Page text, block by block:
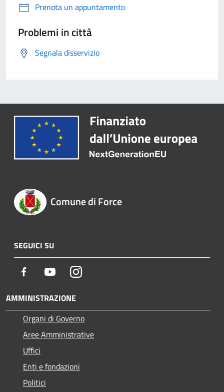
Prenota un appuntamento
Problemi in città
Segnala disservizio
Comune di Force
SEGUICI SU
Facebook YoutubeInstagram
AMMINISTRAZIONE
Organi di Governo
Aree Amministrative
Uffici
Enti e fondazioni
Politici